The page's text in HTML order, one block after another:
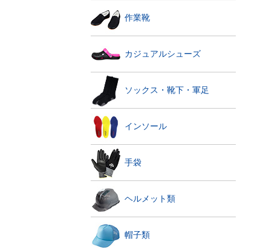
作業靴
カジュアルシューズ
ソックス・靴下・軍足
インソール
手袋
ヘルメット類
帽子類